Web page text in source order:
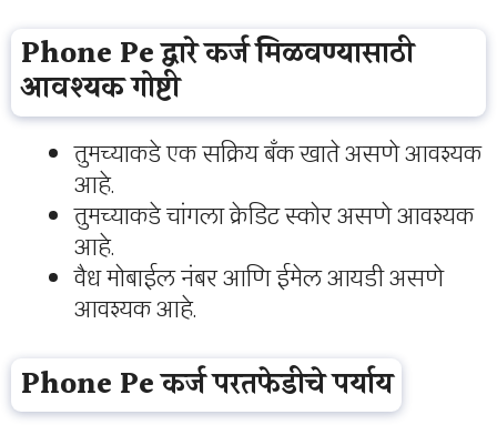
Phone Pe द्वारे कर्ज मिळवण्यासाठी
आवश्यक गोष्टी
तुमच्याकडे एक सक्रिय बँक खाते असणे आवश्यक
आहे.
तुमच्याकडे चांगला क्रेडिट स्कोर असणे आवश्यक
आहे.
वैध मोबाईल नंबर आणि ईमेल आयडी असणे
आवश्यक आहे.
Phone Pe कर्ज परतफेडीचे पर्याय